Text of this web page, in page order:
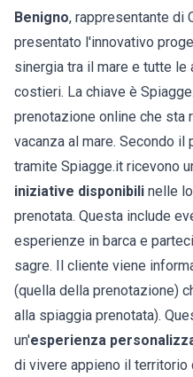
Benigno, rappresentante di
presentato l'innovativo
sinergia tra il mare e tutte
costieri. La chiave è
prenotazione online che sta
vacanza al mare. Secondo
tramite Spiagge.it ricevono
iniziative disponibili nelle
prenotata. Questa include
esperienze in barca e
sagre. Il cliente viene
(quella della prenotazione)
alla spiaggia prenotata).
un'esperienza
di vivere appieno il territorio